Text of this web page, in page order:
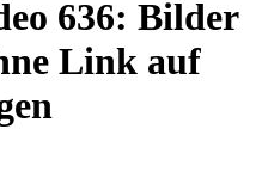
636: Bilder
Link auf